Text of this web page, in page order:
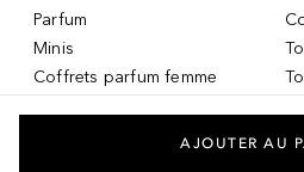
Parfum
Minis
Coffrets parfum femme
AJOUTER AU